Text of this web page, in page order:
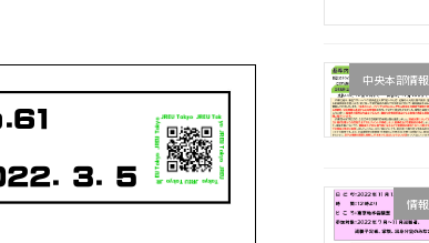
中央本部情報
情報